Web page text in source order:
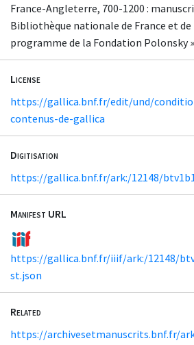
France-Angleterre, 700-1200 :
Bibliothèque nationale de France et
programme de la Fondation Polonsky
License
https://gallica.bnf.fr/edit/und/
contenus-de-gallica
Digitisation
https://gallica.bnf.fr/ark:/12148/
Manifest URL
https://gallica.bnf.fr/iiif/ark:/12148/
st.json
Related
https://archivesetmanuscrits.bnf.fr/